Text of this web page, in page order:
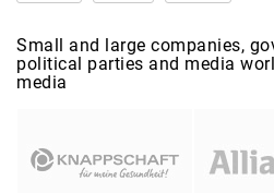
Small and large companies,
political parties and media
media